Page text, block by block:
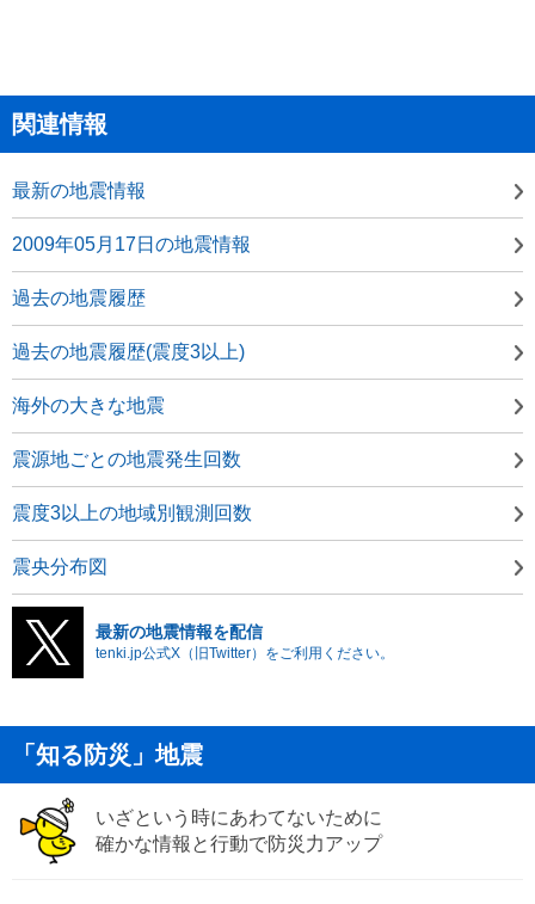
関連情報
最新の地震情報
2009年05月17日の地震情報
過去の地震履歴
過去の地震履歴(震度3以上)
海外の大きな地震
震源地ごとの地震発生回数
震度3以上の地域別観測回数
震央分布図
最新の地震情報を配信
tenki.jp公式X（旧Twitter）をご利用ください。
「知る防災」地震
いざという時にあわてないために
確かな情報と行動で防災力アップ